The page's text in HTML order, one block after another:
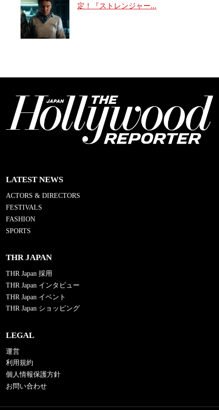
定！『ストレンジャー...
LATEST NEWS
ACTORS & DIRECTORS
FESTIVALS
FASHION
SPORTS
THR JAPAN
THR Japan 採用
THR Japan インタビュー
THR Japan イベント
THR Japan ショッピング
LEGAL
運営
利用規約
個人情報保護方針
お問い合わせ